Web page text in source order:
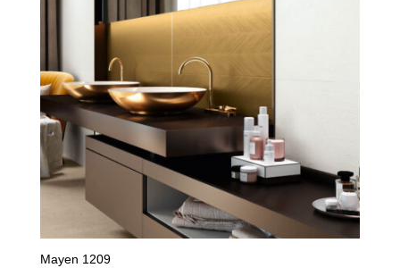
Mayen 1209